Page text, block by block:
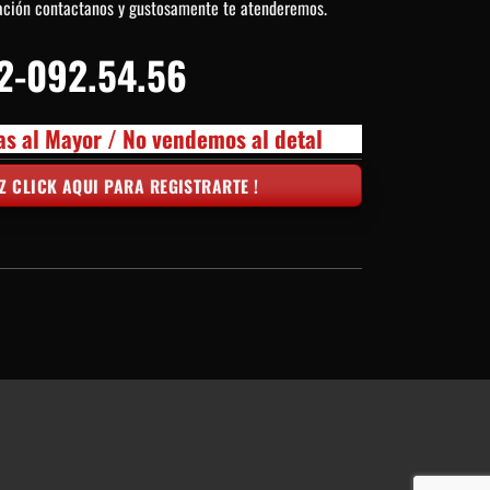
contactanos y gustosamente te atenderemos.
092.54.56
al Mayor / No vendemos al detal
CLICK AQUI PARA REGISTRARTE !